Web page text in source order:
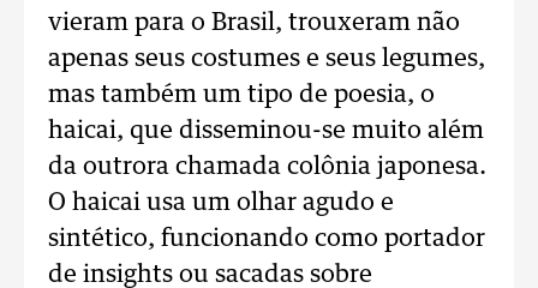
vieram para o Brasil, trouxeram não
apenas seus costumes e seus legumes,
mas também um tipo de poesia, o
haicai, que disseminou-se muito além
da outrora chamada colônia japonesa.
O haicai usa um olhar agudo e
sintético, funcionando como portador
de insights ou sacadas sobre